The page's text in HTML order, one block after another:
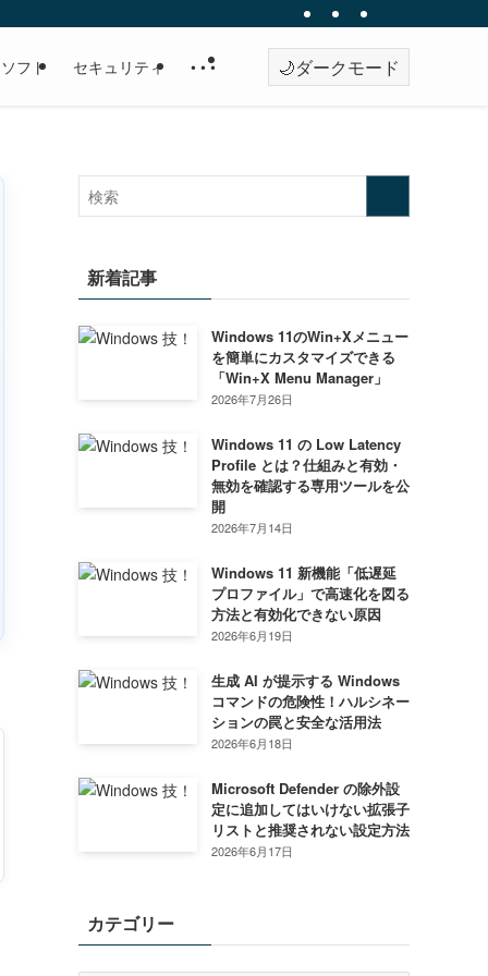
フト セキュリティ • • • 🌙ダークモード
新着記事
Windows 11のWin+Xメニュー
を簡単にカスタマイズできる
「Win+X Menu Manager」
2026年7月26日
Windows 11 の Low Latency
Profile とは？仕組みと有効・
無効を確認する専用ツールを公
開
2026年7月14日
Windows 11 新機能「低遅延
プロファイル」で高速化を図る
方法と有効化できない原因
2026年6月19日
生成 AI が提示する Windows
コマンドの危険性！ハルシネー
ションの罠と安全な活用法
2026年6月18日
Microsoft Defender の除外設
定に追加してはいけない拡張子
リストと推奨されない設定方法
2026年6月17日
カテゴリー